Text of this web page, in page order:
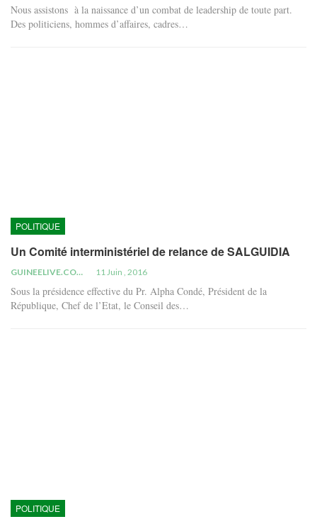
Nous assistons à la naissance d’un combat de leadership de toute part.
Des politiciens, hommes d’affaires, cadres…
POLITIQUE
Un Comité interministériel de relance de SALGUIDIA
GUINEELIVE.COM 11 Juin , 2016
Sous la présidence effective du Pr. Alpha Condé, Président de la
République, Chef de l’Etat, le Conseil des…
POLITIQUE